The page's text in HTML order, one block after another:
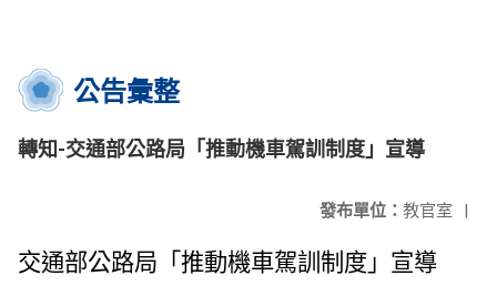
公告彙整
轉知-交通部公路局「推動機車駕訓制度」宣導
發布單位： 教官室 |
交通部公路局「推動機車駕訓制度」宣導